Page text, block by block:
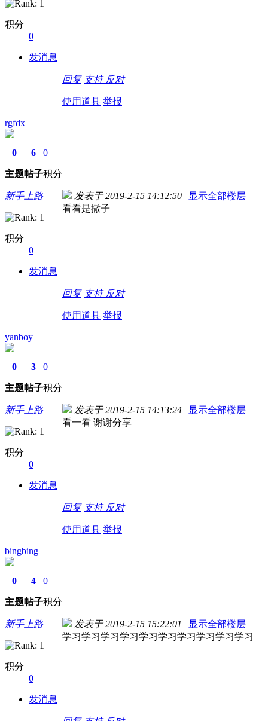
积分
0
发消息
回复 支持 反对
使用道具 举报
rgfdx
0
主题
6
帖子
0
积分
新手上路
积分
0
发消息
发表于 2019-2-15 14:12:50 | 显示全部楼层
看看是撒子
回复 支持 反对
使用道具 举报
yanboy
0
主题
3
帖子
0
积分
新手上路
积分
0
发消息
发表于 2019-2-15 14:13:24 | 显示全部楼层
看一看 谢谢分享
回复 支持 反对
使用道具 举报
bingbing
0
主题
4
帖子
0
积分
新手上路
积分
0
发消息
发表于 2019-2-15 15:22:01 | 显示全部楼层
学习学习学习学习学习学习学习学习学习学习